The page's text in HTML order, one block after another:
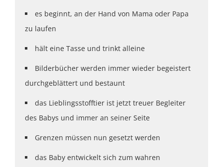
es beginnt, an der Hand von Mama oder Papa
zu laufen
hält eine Tasse und trinkt alleine
Bilderbücher werden immer wieder begeistert
durchgeblättert und bestaunt
das Lieblingsstofftier ist jetzt treuer Begleiter
des Babys und immer an seiner Seite
Grenzen müssen nun gesetzt werden
das Baby entwickelt sich zum wahren